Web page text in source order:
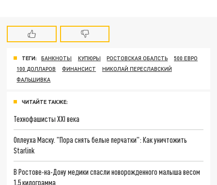
ТЕГИ: БАНКНОТЫ КУПЮРЫ РОСТОВСКАЯ ОБАЛСТЬ
500 ЕВРО
100 ДОЛЛАРОВ
ФИНАНСИСТ
НИКОЛАЙ ПЕРЕСЛАВСКИЙ
ФАЛЬШИВКА
ЧИТАЙТЕ ТАКЖЕ:
Технофашисты XXI века
Оплеуха Маску. "Пора снять белые перчатки": Как уничтожить
Starlink
В Ростове-на-Дону медики спасли новорожденного малыша весом
1,5 килограмма